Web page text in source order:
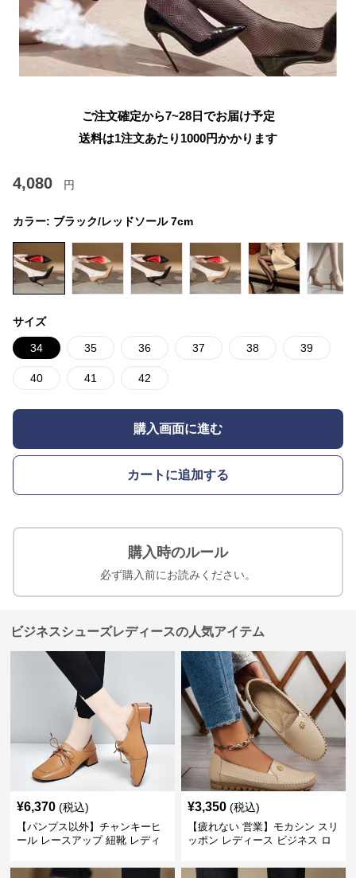
ご注文確定から7~28日でお届け予定
送料は1注文あたり 1000円かかります
4,080 円
カラー: ブラック/レッドソール 7cm
サイズ
34 35 36 37 38 39
40 41 42
購入画面に進む
カートに追加する
購入時のルール
必ず購入前にお読みください。
ビジネスシューズレディースの人気アイテム
¥6,370 (税込)
【パンプス以外】チャンキーヒ
ール レースアップ 紐靴 レディ
ーツ スクエアトゥ 歩きやすい
¥3,350 (税込)
【疲れない 営業】モカシン スリ
ッポン レディース ビジネス ロ
ジュアル パンプス以外